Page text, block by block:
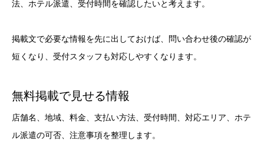
法、ホテル派遣、受付時間を確認したいと考えます。
掲載文で必要な情報を先に出しておけば、問い合わせ後の確認が
短くなり、受付スタッフも対応しやすくなります。
無料掲載で見せる情報
店舗名、地域、料金、支払い方法、受付時間、対応エリア、ホテ
ル派遣の可否、注意事項を整理します。